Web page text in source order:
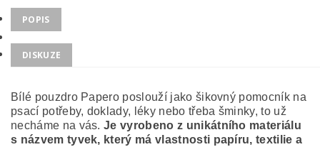
POPIS
DISKUZE
Bílé pouzdro Papero poslouží jako šikovný pomocník na
psací potřeby, doklady, léky nebo třeba šminky, to už
necháme na vás.Je vyrobeno z unikátního materiálu
s názvem tyvek, který má vlastnosti papíru, textilie a